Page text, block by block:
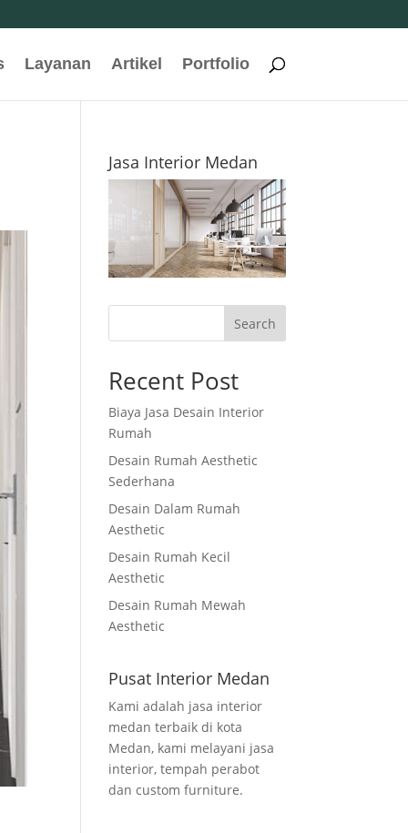
Layanan Artikel Portfolio
Jasa Interior Medan
Search
Recent Post
Biaya Jasa Desain Interior
Rumah
Desain Rumah Aesthetic
Sederhana
Desain Dalam Rumah
Aesthetic
Desain Rumah Kecil
Aesthetic
Desain Rumah Mewah
Aesthetic
Pusat Interior Medan
Kami adalah jasa interior
medan terbaik di kota
Medan, kami melayani jasa
interior, tempah perabot
dan custom furniture.